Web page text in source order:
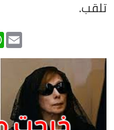
تلقب.
Email